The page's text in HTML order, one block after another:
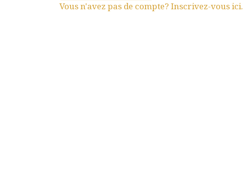
Vous n'avez pas de compte? Inscrivez-vous ici.